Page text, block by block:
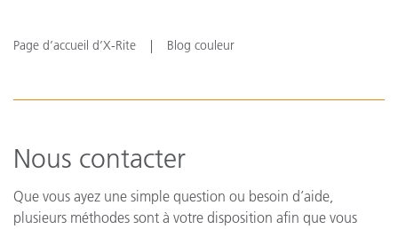
Page d’accueil d’X-Rite Blog couleur
Nous contacter
Que vous ayez une simple question ou besoin d’aide,
plusieurs méthodes sont à votre disposition afin que vous